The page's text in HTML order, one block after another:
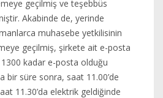
geçilmiş ve teşebbüs
Akabinde de, yerinde
muhasebe yetkilisinin
geçilmiş, şirkete ait e-posta
kadar e-posta olduğu
bir süre sonra, saat 11.00’de
11.30’da elektrik geldiğinde